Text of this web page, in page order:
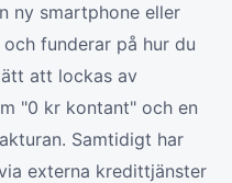
ny smartphone eller
funderar på hur du
att lockas av
"0 kr kontant" och en
Samtidigt har
externa kredittjänster